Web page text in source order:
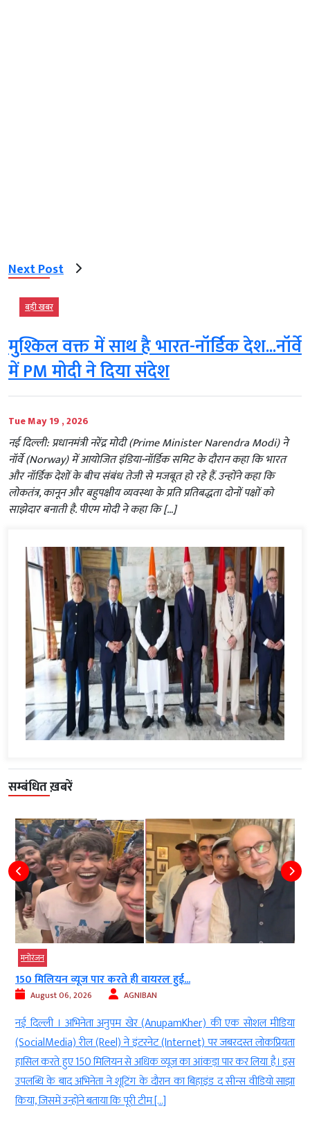
Next Post
बड़ी खबर
मुश्किल वक्त में साथ है भारत-नॉर्डिक देश...नॉर्वे
में PM मोदी ने दिया संदेश
Tue May 19 , 2026
नई दिल्ली: प्रधानमंत्री नरेंद्र मोदी (Prime Minister Narendra Modi) ने
नॉर्वे (Norway) में आयोजित इंडिया-नॉर्डिक समिट के दौरान कहा कि भारत
और नॉर्डिक देशों के बीच संबंध तेजी से मजबूत हो रहे हैं. उन्होंने कहा कि
लोकतंत्र, कानून और बहुपक्षीय व्यवस्था के प्रति प्रतिबद्धता दोनों पक्षों को
साझेदार बनाती है. पीएम मोदी ने कहा कि […]
सम्बंधित ख़बरें
मनोरंजन
150 मिलियन व्यूज पार करते ही वायरल हुई...
August 06, 2026 AGNIBAN
नई दिल्ली । अभिनेता अनुपम खेर (AnupamKher) की एक सोशल मीडिया
(SocialMedia) रील (Reel) ने इंटरनेट (Internet) पर जबरदस्त लोकप्रियता
हासिल करते हुए 150 मिलियन से अधिक व्यूज का आंकड़ा पार कर लिया है। इस
उपलब्धि के बाद अभिनेता ने शूटिंग के दौरान का बिहाइंड द सीन्स वीडियो साझा
किया, जिसमें उन्होंने बताया कि पूरी टीम […]